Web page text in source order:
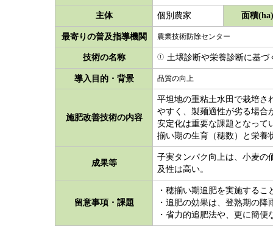
主体 個別農家 面積(ha)
最寄りの普及指導機関 農業技術防除センター
技術の名称 土壌診断や栄養診断に基づ
導入目的・背景 品質の向上
施肥改善技術の内容
平坦地の重粘土水田で栽培さ
やすく、製麺適性が劣る場合
安定化は重要な課題となっ
揃い期の生育（穂数）と栄養
成果等
子実タンパク向上は、小麦の
及性は高い。
留意事項・課題
・穂揃い期追肥を実施する
・追肥の効果は、登熟期の
・省力的追肥法や、更に簡